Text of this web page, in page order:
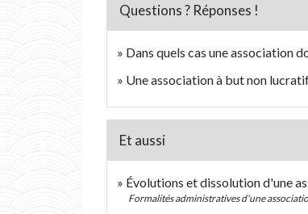
Questions ? Réponses !
Dans quels cas une association
Une association à but non
Et aussi
Évolutions et dissolution d'une
Formalités administratives d'une